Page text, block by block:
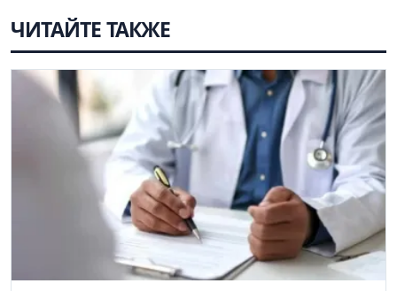
ЧИТАЙТЕ ТАКЖЕ